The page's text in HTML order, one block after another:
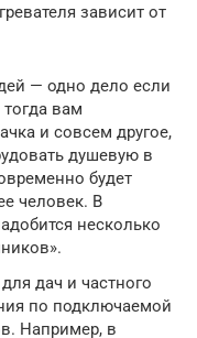
зависит от
— одно дело если
вам
и совсем другое,
душевую в
будет
человек. В
несколько
дач и частного
по подключаемой
Например, в